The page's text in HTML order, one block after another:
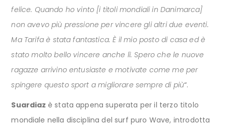
felice. Quando ho vinto [i titoli mondiali in Danimarca]
non avevo più pressione per vincere gli altri due eventi.
Ma Tarifa è stata fantastica. È il mio posto di casa ed è
stato molto bello vincere anche lì. Spero che le nuove
ragazze arrivino entusiaste e motivate come me per
spingere questo sport a migliorare sempre di più“.
Suardiaz è stata appena superata per il terzo titolo
mondiale nella disciplina del surf puro Wave, introdotta